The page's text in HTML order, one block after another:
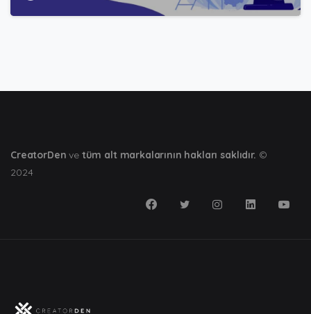
CreatorDen ve tüm alt markalarının hakları saklıdır. ©
2024